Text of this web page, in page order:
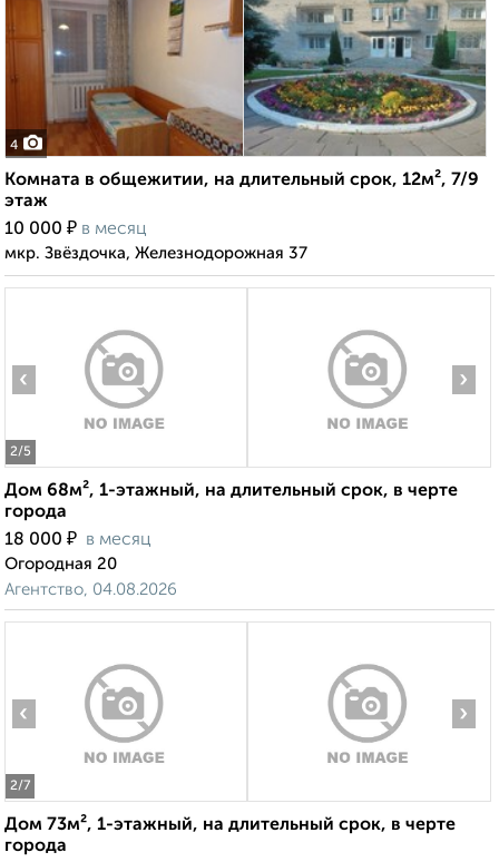
4
Комната в общежитии, на длительный срок, 12м², 7/9
этаж
10 000 ₽ в месяц
мкр. Звёздочка, Железнодорожная 37
2/5
‹ ›
Дом 68м², 1-этажный, на длительный срок, в черте
города
18 000 ₽ в месяц
Огородная 20
Агентство, 04.08.2026
2/7
‹ ›
Дом 73м², 1-этажный, на длительный срок, в черте
города